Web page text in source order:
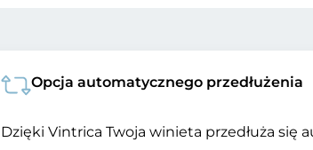
Opcja automatycznego przedłużenia
Dzięki Vintrica Twoja winieta przedłuża się